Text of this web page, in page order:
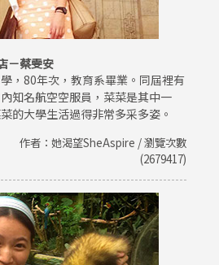
－蔡雯安
，80年次，教育系畢業。同屆裡有
知名航空空服員，菜菜是其中一
的大學生活過得非常多采多姿。
作者：她渴望SheAspire / 瀏覽次數
(2679417)